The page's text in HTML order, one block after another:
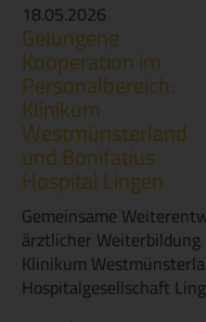
18.05.2026
Gelungene
Kooperation im
Personalbereich:
Klinikum
Westmünsterland
und Bonifatius
Hospital Lingen
Gemeinsame
ärztlicher Weiterbildung
Klinikum
Hospitalgesellschaft